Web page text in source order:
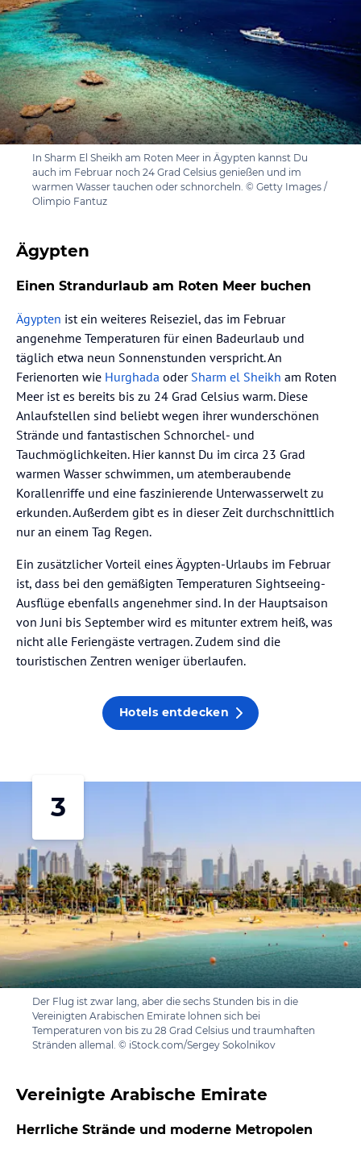
In Sharm El Sheikh am Roten Meer in Ägypten kannst Du
auch im Februar noch 24 Grad Celsius genießen und im
warmen Wasser tauchen oder schnorcheln. © Getty Images /
Olimpio Fantuz
Ägypten
Einen Strandurlaub am Roten Meer buchen
Ägypten ist ein weiteres Reiseziel, das im Februar
angenehme Temperaturen für einen Badeurlaub und
täglich etwa neun Sonnenstunden verspricht. An
Ferienorten wie Hurghada oder Sharm el Sheikh am Roten
Meer ist es bereits bis zu 24 Grad Celsius warm. Diese
Anlaufstellen sind beliebt wegen ihrer wunderschönen
Strände und fantastischen Schnorchel- und
Tauchmöglichkeiten. Hier kannst Du im circa 23 Grad
warmen Wasser schwimmen, um atemberaubende
Korallenriffe und eine faszinierende Unterwasserwelt zu
erkunden. Außerdem gibt es in dieser Zeit durchschnittlich
nur an einem Tag Regen.
Ein zusätzlicher Vorteil eines Ägypten-Urlaubs im Februar
ist, dass bei den gemäßigten Temperaturen Sightseeing-
Ausflüge ebenfalls angenehmer sind. In der Hauptsaison
von Juni bis September wird es mitunter extrem heiß, was
nicht alle Feriengäste vertragen. Zudem sind die
touristischen Zentren weniger überlaufen.
Hotels entdecken
3
Der Flug ist zwar lang, aber die sechs Stunden bis in die
Vereinigten Arabischen Emirate lohnen sich bei
Temperaturen von bis zu 28 Grad Celsius und traumhaften
Stränden allemal. © iStock.com/Sergey Sokolnikov
Vereinigte Arabische Emirate
Herrliche Strände und moderne Metropolen